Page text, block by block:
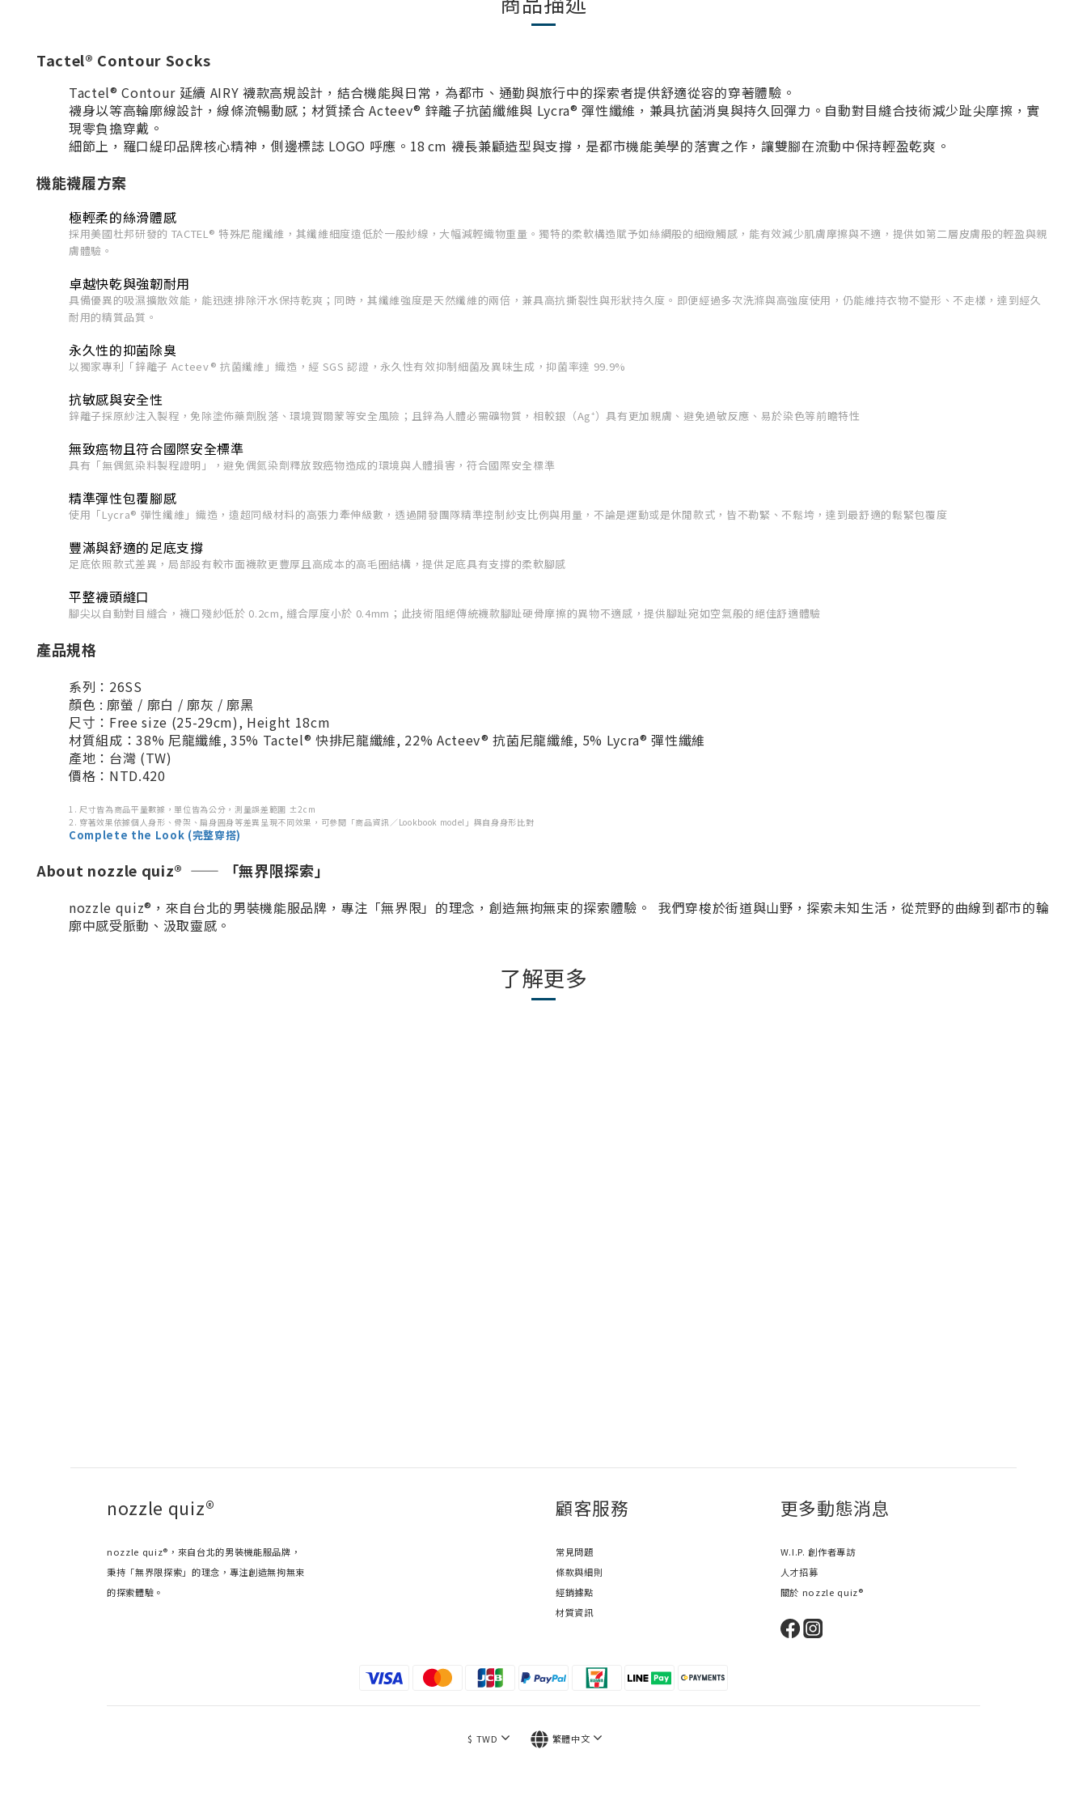
Tactel® Contour Socks
Tactel® Contour 延續 AIRY 襪款高規設計，結合機能與日常，為都市、通勤與旅行中的探索者提供舒適從容的穿著體驗。
襪身以等高輪廓線設計，線條流暢動感；材質揉合 Acteev® 鋅離子抗菌纖維與 Lycra® 彈性纖維，兼具抗菌消臭與持久回彈力。自動對目縫合技術減少趾尖摩擦，實
現零負擔穿戴。
細節上，羅口緹印品牌核心精神，側邊標誌 LOGO 呼應。18 cm 襪長兼顧造型與支撐，是都市機能美學的落實之作，讓雙腳在流動中保持輕盈乾爽。
機能襪履方案
極輕柔的絲滑體感
採用美國杜邦研發的 TACTEL® 特殊尼龍纖維，其纖維細度遠低於一般紗線，大幅減輕織物重量。獨特的柔軟構造賦予如絲綢般的細緻觸感，能有效減少肌膚摩擦與不適，提供如第二層皮膚般的輕盈與親
膚體驗。
卓越快乾與強韌耐用
具備優異的吸濕擴散效能，能迅速排除汗水保持乾爽；同時，其纖維強度是天然纖維的兩倍，兼具高抗撕裂性與形狀持久度。即便經過多次洗滌與高強度使用，仍能維持衣物不變形、不走樣，達到經久
耐用的精質品質。
永久性的抑菌除臭
以獨家專利「鋅離子 Acteev® 抗菌纖維」織造，經 SGS 認證，永久性有效抑制細菌及異味生成，抑菌率達 99.9%
抗敏感與安全性
鋅離子採原紗注入製程，免除塗佈藥劑脫落、環境賀爾蒙等安全風險；且鋅為人體必需礦物質，相較銀（Ag⁺）具有更加親膚、避免過敏反應、易於染色等前瞻特性
無致癌物且符合國際安全標準
具有「無偶氮染料製程證明」，避免偶氮染劑釋放致癌物造成的環境與人體損害，符合國際安全標準
精準彈性包覆腳感
使用「Lycra® 彈性纖維」織造，遠超同級材料的高張力牽伸級數，透過開發團隊精準控制紗支比例與用量，不論是運動或是休閒款式，皆不勒緊、不鬆垮，達到最舒適的鬆緊包覆度
豐滿與舒適的足底支撐
足底依照款式差異，局部設有較市面襪款更豐厚且高成本的高毛圈結構，提供足底具有支撐的柔軟腳感
平整襪頭縫口
腳尖以自動對目縫合，襪口殘紗低於 0.2cm, 縫合厚度小於 0.4mm；此技術阻絕傳統襪款腳趾硬骨摩擦的異物不適感，提供腳趾宛如空氣般的絕佳舒適體驗
產品規格
系列：26SS
顏色 : 廓螢 / 廓白 / 廓灰 / 廓黑
尺寸： Free size (25-29cm), Height 18cm
材質組成：38% 尼龍纖維, 35% Tactel® 快排尼龍纖維, 22% Acteev® 抗菌尼龍纖維, 5% Lycra® 彈性纖維
產地：台灣 (TW)
價格：NTD.420
1. 尺寸皆為商品平量數據，單位皆為公分，測量誤差範圍 ±2cm
2. 穿著效果依據個人身形、骨架、扁身圓身等差異呈現不同效果，可參閱「商品資訊／Lookbook model」與自身身形比對
Complete the Look (完整穿搭)
About nozzle quiz® —— 「無界限探索」
nozzle quiz®，來自台北的男裝機能服品牌，專注「無界限」的理念，創造無拘無束的探索體驗。 我們穿梭於街道與山野，探索未知生活，從荒野的曲線到都市的輪
廓中感受脈動、汲取靈感。
了解更多
nozzle quiz®
nozzle quiz®，來自台北的男裝機能服品牌，
秉持「無界限探索」的理念，專注創造無拘無束
的探索體驗。
顧客服務
常見問題
條款與細則
經銷據點
材質資訊
更多動態消息
W.I.P. 創作者專訪
人才招募
關於 nozzle quiz®
$ TWD 繁體中文